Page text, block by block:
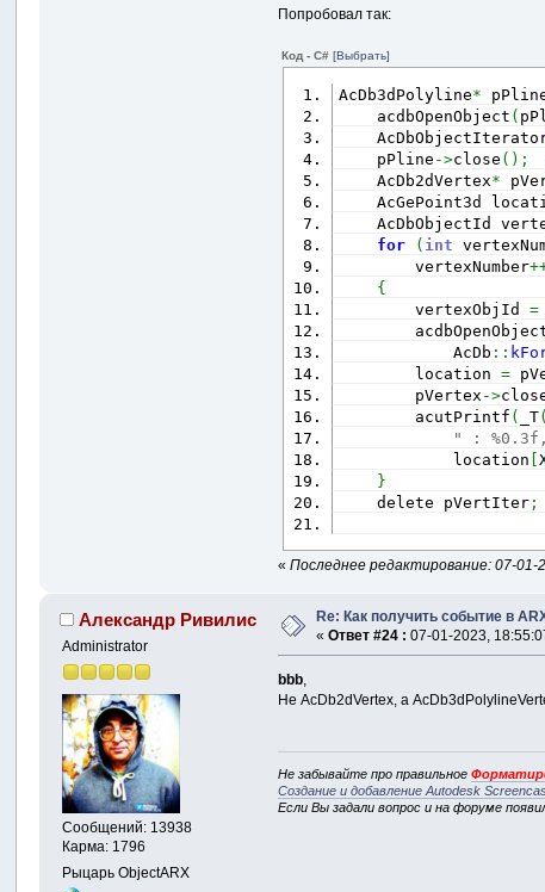
Попробовал так:
Код - C#[Выбрать]
AcDb3dPolyline*
acdbOpenObject (
pPline ->close ( ) ;
AcDb2dVertex*
AcGePoint3d
AcDbObjectId
for
( int
vertexNumber
{
vertexObjId =
AcDb ::
location =
pVertex ->
acutPrintf ( _T(
" :
location [
}
delete pVertIter ;
«Последнее редактирование: 07-01-
Александр Ривилис
Administrator
Сообщений: 13938
Карма: 1796
Рыцарь ObjectARX
Re: Как получить событие в
«Ответ #24 : 07-01-2023,
bbb,
Не AcDb2dVertex, а
Не забывайте про правильное
Создание и добавление Autodesk
Если Вы задали вопрос и на форуме